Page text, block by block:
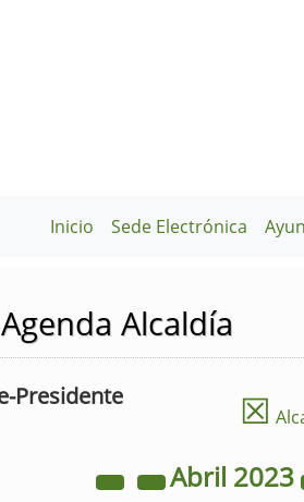
Inicio Sede Electrónica
Agenda Alcaldía
Presidente ☒
Abril 2023